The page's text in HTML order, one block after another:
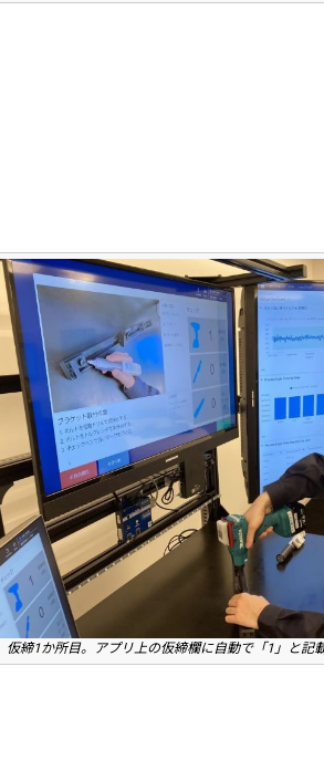
仮締1か所目。アプリ上の仮締欄に自動で「1」と記